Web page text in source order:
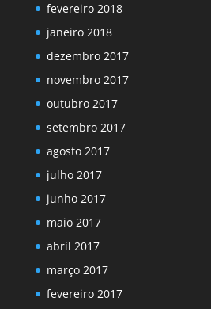
fevereiro 2018
janeiro 2018
dezembro 2017
novembro 2017
outubro 2017
setembro 2017
agosto 2017
julho 2017
junho 2017
maio 2017
abril 2017
março 2017
fevereiro 2017